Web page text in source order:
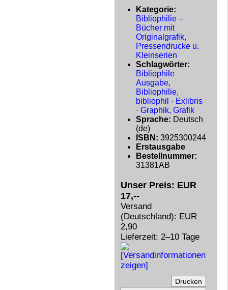
Kategorie:
Bibliophilie –
Bücher mit
Originalgrafik,
Pressendrucke u.
Kleinserien
Schlagwörter:
Bibliophile
Ausgabe,
Bibliophilie,
bibliophil
· Exlibris
· Graphik, Grafik
Sprache: Deutsch
(de)
ISBN: 3925300244
Erstausgabe
Bestellnummer:
31381AB
Unser Preis: EUR
17,--
Versand
(Deutschland): EUR
2,90
Lieferzeit: 2–10 Tage